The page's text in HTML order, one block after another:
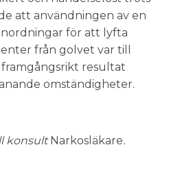
att användningen av en
för att lyfta
från golvet var till
resultat
omständigheter.
konsultNarkosläkare.